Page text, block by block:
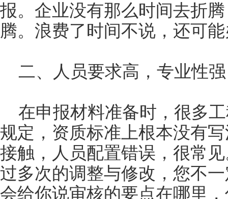
报。企业没有那么时间去折
腾。浪费了时间不说，还可
二、人员要求高，专业性强
在申报材料准备时，很多
规定，资质标准上根本没有
接触，人员配置错误，很常
过多次的调整与修改，您不
会给你说审核的要点在哪里